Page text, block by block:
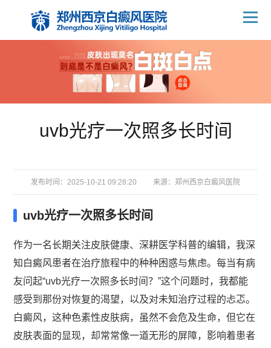
uvb光疗一次照多长时间
发布时间：2025-10-21 09:28:20 来源： 郑州西京白癜风医院
uvb光疗一次照多长时间
作为一名长期关注皮肤健康、深耕医学科普的编辑，我深
知白癜风患者在治疗旅程中的种种困惑与焦虑。每当有病
友问起“uvb光疗一次照多长时间？”这个问题时，我都能
感受到那份对恢复的渴望，以及对未知治疗过程的忐忑。
白癜风，这种色素性皮肤病，虽然不会危及生命，但它在
皮肤表面的显现，却常常像一道无形的屏障，影响着患者